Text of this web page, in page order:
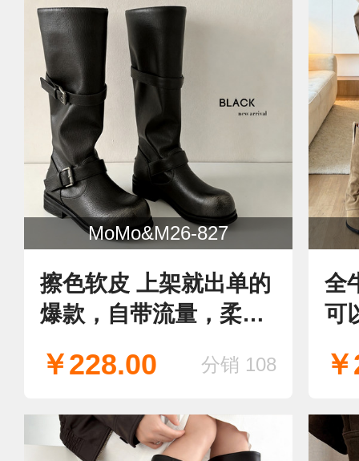
MoMo&M26-827
擦色软皮 上架就出单的
爆款，自带流量，柔软
堆堆靴 骑士靴 长靴
￥228.00 分销 108
全
可